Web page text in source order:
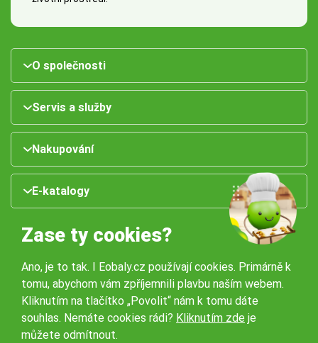
O společnosti
Servis a služby
Nakupování
E-katalogy
Naše pobočky:
Zase ty cookies?
Ano, je to tak. I Eobaly.cz používají cookies. Primárně k
tomu, abychom vám zpříjemnili plavbu naším webem.
Kliknutím na tlačítko „Povolit“ nám k tomu dáte
souhlas. Nemáte cookies rádi? Kliknutím zde je
můžete odmítnout.